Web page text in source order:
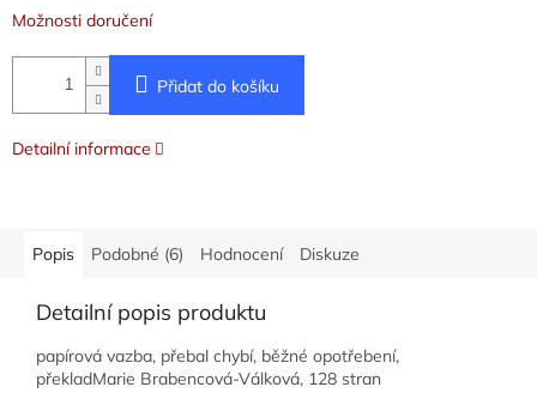
Možnosti doručení
Přidat do košíku
Detailní informace
Popis Podobné (6) Hodnocení Diskuze
Detailní popis produktu
papírová vazba, přebal chybí, běžné opotřebení,
překladMarie Brabencová-Válková, 128 stran